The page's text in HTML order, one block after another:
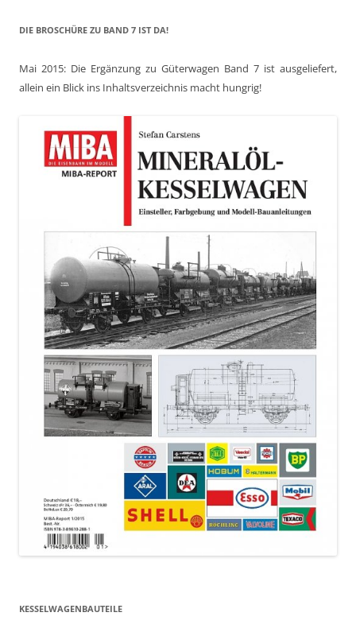
DIE BROSCHÜRE ZU BAND 7 IST DA!
Mai 2015: Die Ergänzung zu Güterwagen Band 7 ist ausgeliefert,
allein ein Blick ins Inhaltsverzeichnis macht hungrig!
KESSELWAGENBAUTEILE